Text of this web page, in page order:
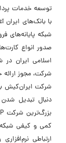
شبکه پایانه‌های
صدور انواع
شرکت ایران‌کیش
کمی و کیفی شبکه
ارتباطی